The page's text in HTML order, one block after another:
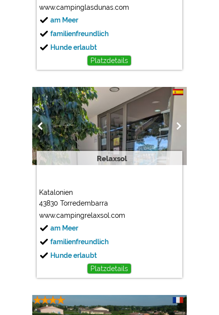
www.campinglasdunas.com
am Meer
familienfreundlich
Hunde erlaubt
Platzdetails
Relaxsol
Katalonien
43830 Torredembarra
www.campingrelaxsol.com
am Meer
familienfreundlich
Hunde erlaubt
Platzdetails